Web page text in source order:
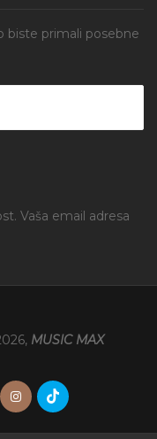
biste primali posebne
Vaša email adresa
, MUSIC MAX